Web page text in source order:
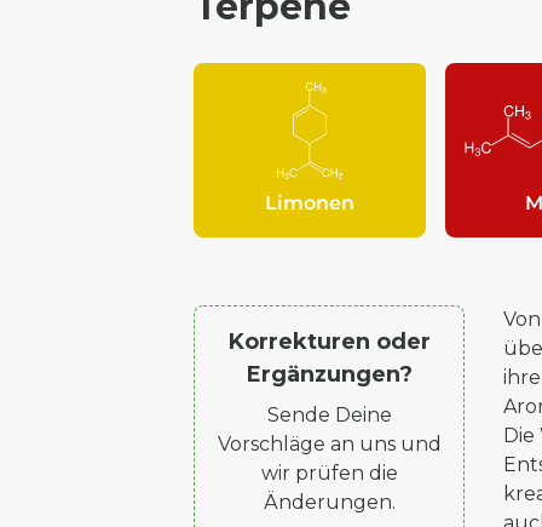
Limonen
Korrekturen oder
Ergänzungen?
Sende Deine
Vorschläge an uns und
wir prüfen die
Änderungen.